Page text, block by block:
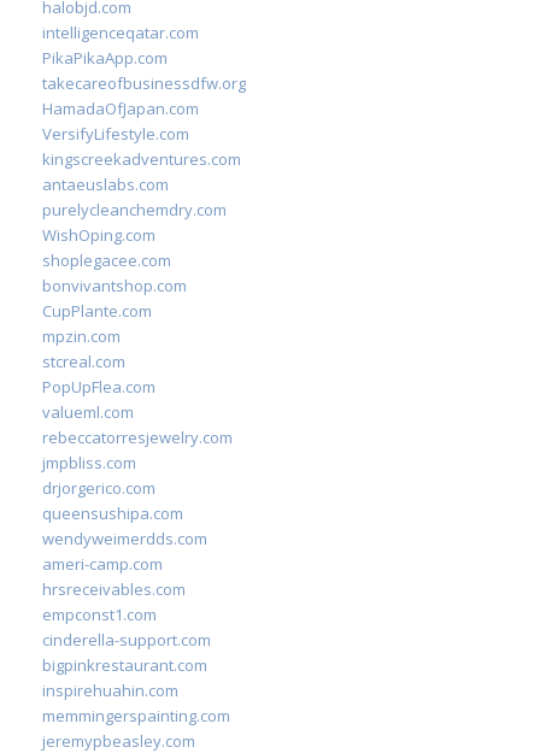
halobjd.com
intelligenceqatar.com
PikaPikaApp.com
takecareofbusinessdfw.org
HamadaOfJapan.com
VersifyLifestyle.com
kingscreekadventures.com
antaeuslabs.com
purelycleanchemdry.com
WishOping.com
shoplegacee.com
bonvivantshop.com
CupPlante.com
mpzin.com
stcreal.com
PopUpFlea.com
valueml.com
rebeccatorresjewelry.com
jmpbliss.com
drjorgerico.com
queensushipa.com
wendyweimerdds.com
ameri-camp.com
hrsreceivables.com
empconst1.com
cinderella-support.com
bigpinkrestaurant.com
inspirehuahin.com
memmingerspainting.com
jeremypbeasley.com